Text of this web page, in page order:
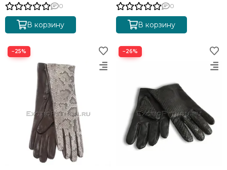
0
В корзину
0
В корзину
−25% −26%